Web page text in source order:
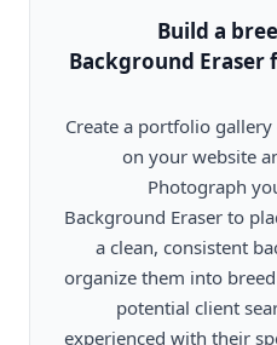
Build a
Background
Create a portfolio
on your website
Photograph
Background Eraser to
a clean, consistent
organize them into
potential client
experienced with their